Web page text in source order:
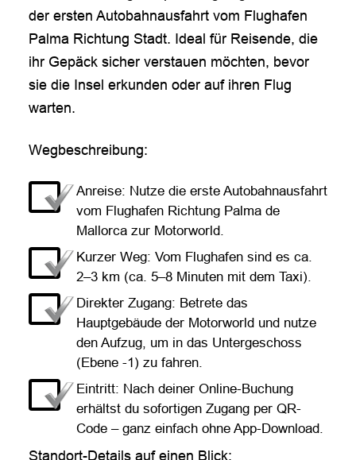
der ersten Autobahnausfahrt vom Flughafen
Palma Richtung Stadt. Ideal für Reisende, die
ihr Gepäck sicher verstauen möchten, bevor
sie die Insel erkunden oder auf ihren Flug
warten.
Wegbeschreibung:
Anreise: Nutze die erste Autobahnausfahrt
vom Flughafen Richtung Palma de
Mallorca zur Motorworld.
Kurzer Weg: Vom Flughafen sind es ca.
2–3 km (ca. 5–8 Minuten mit dem Taxi).
Direkter Zugang: Betrete das
Hauptgebäude der Motorworld und nutze
den Aufzug, um in das Untergeschoss
(Ebene -1) zu fahren.
Eintritt: Nach deiner Online-Buchung
erhältst du sofortigen Zugang per QR-
Code – ganz einfach ohne App-Download.
Standort-Details auf einen Blick: